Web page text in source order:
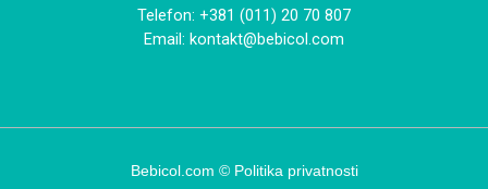
Telefon: +381 (011) 20 70 807
Email: kontakt@bebicol.com
Bebicol.com © Politika privatnosti